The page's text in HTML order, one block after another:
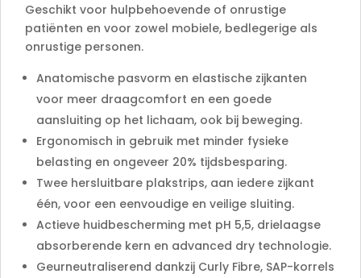
Geschikt voor hulpbehoevende of onrustige
patiënten en voor zowel mobiele, bedlegerige als
onrustige personen.
Anatomische pasvorm en elastische zijkanten
voor meer draagcomfort en een goede
aansluiting op het lichaam, ook bij beweging.
Ergonomisch in gebruik met minder fysieke
belasting en ongeveer 20% tijdsbesparing.
Twee hersluitbare plakstrips, aan iedere zijkant
één, voor een eenvoudige en veilige sluiting.
Actieve huidbescherming met pH 5,5, drielaagse
absorberende kern en advanced dry technologie.
Geurneutraliserend dankzij Curly Fibre, SAP-korrels